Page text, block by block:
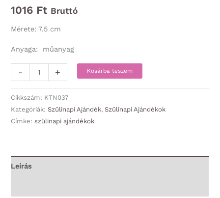
1016 Ft Bruttó
Mérete: 7.5 cm
Anyaga: műanyag
-
Kulcstartó
-
Boldog
Szülinapot
-
mennyiség
+ Kosárba teszem
Cikkszám: KTN037
Kategóriák:Szülinapi Ajándék,Szülinapi Ajándékok
Címke:szülinapi ajándékok
Leírás